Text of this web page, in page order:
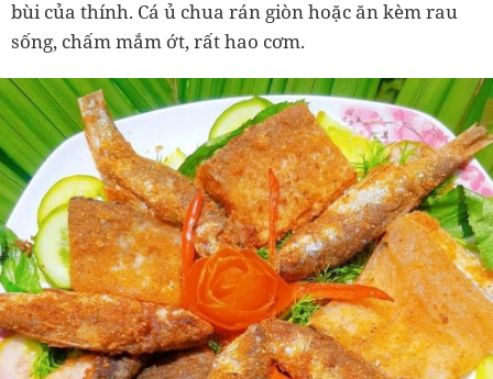
bùi của thính. Cá ủ chua rán giòn hoặc ăn kèm rau
sống, chấm mắm ớt, rất hao cơm.